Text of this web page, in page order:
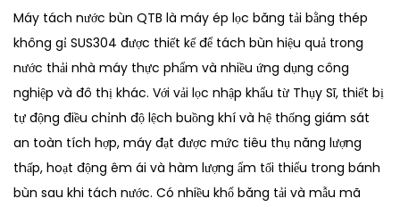
Máy tách nước bùn QTB là máy ép lọc băng tải bằng thép
không gỉ SUS304 được thiết kế để tách bùn hiệu quả trong
nước thải nhà máy thực phẩm và nhiều ứng dụng công
nghiệp và đô thị khác. Với vải lọc nhập khẩu từ Thụy Sĩ, thiết bị
tự động điều chỉnh độ lệch buồng khí và hệ thống giám sát
an toàn tích hợp, máy đạt được mức tiêu thụ năng lượng
thấp, hoạt động êm ái và hàm lượng ẩm tối thiểu trong bánh
bùn sau khi tách nước. Có nhiều khổ băng tải và mẫu mã